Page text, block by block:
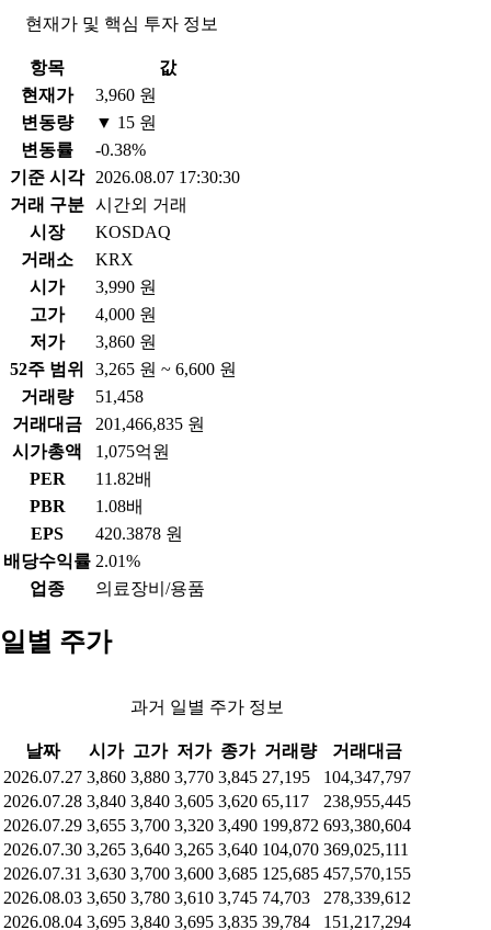
현재가 및 핵심 투자 정보
항목
값
현재가
3,960 원
변동량
▼ 15 원
변동률
-0.38%
기준 시각
2026.08.07 17:30:30
거래 구분 시간외 거래
시장
KOSDAQ
거래소
KRX
시가
3,990 원
고가
4,000 원
저가
3,860 원
52주 범위
3,265 원 ~ 6,600 원
거래량
51,458
거래대금
201,466,835 원
시가총액
1,075억원
PER
11.82배
PBR
1.08배
EPS
420.3878 원
배당수익률 2.01%
업종
의료장비/용품
일별 주가
과거 일별 주가 정보
날짜 시가 고가 저가 종가 거래량
거래대금
2026.07.27 3,860 3,880 3,770 3,845 27,195
104,347,797
2026.07.28 3,840 3,840 3,605 3,620 65,117
238,955,445
2026.07.29 3,655 3,700 3,320 3,490 199,872 693,380,604
2026.07.30 3,265 3,640 3,265 3,640 104,070 369,025,111
2026.07.31 3,630 3,700 3,600 3,685 125,685 457,570,155
2026.08.03 3,650 3,780 3,610 3,745 74,703
278,339,612
2026.08.04 3,695 3,840 3,695 3,835 39,784 151,217,294